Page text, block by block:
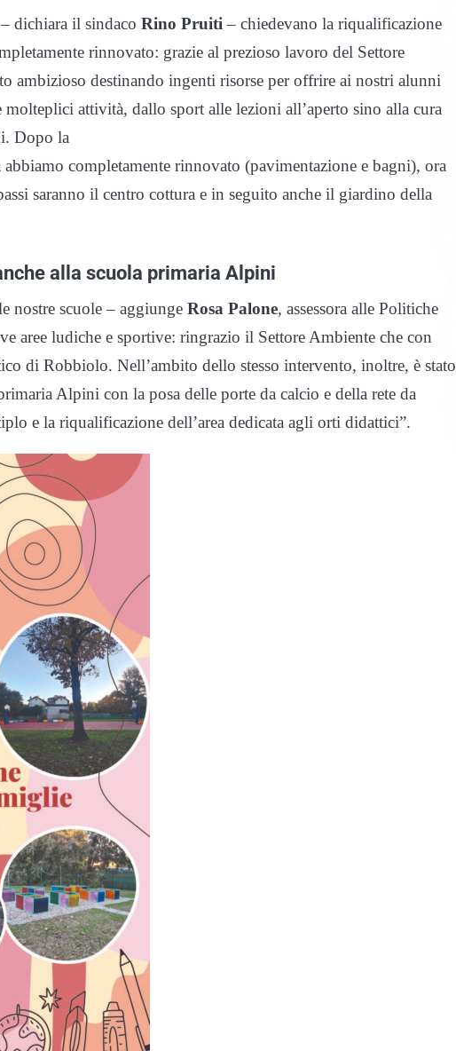
dichiara il sindaco Rino Pruiti – chiedevano la riqualificazione
rinnovato: grazie al prezioso lavoro del Settore
ambizioso destinando ingenti risorse per offrire ai nostri alunni
attività, dallo sport alle lezioni all’aperto sino alla cura
Dopo la
completamente rinnovato (pavimentazione e bagni), ora
saranno il centro cottura e in seguito anche il giardino della
alla scuola primaria Alpini
nostre scuole – aggiunge Rosa Palone, assessora alle Politiche
aree ludiche e sportive: ringrazio il Settore Ambiente che con
di Robbiolo. Nell’ambito dello stesso intervento, inoltre, è stato
Alpini con la posa delle porte da calcio e della rete da
e la riqualificazione dell’area dedicata agli orti didattici”.